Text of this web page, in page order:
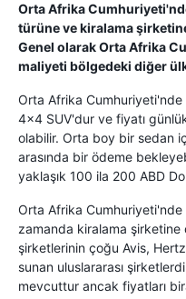
Orta Afrika
türüne ve kiralama
Genel olarak Orta Afrika
maliyeti bölgedeki diğer
Orta Afrika
4x4 SUV'dur ve fiyatı
olabilir. Orta boy bir sedan
arasında bir ödeme
yaklaşık 100 ila 200 ABD
Orta Afrika Cumhuriyeti'nde
zamanda kiralama şirketine
şirketlerinin çoğu Avis,
sunan uluslararası
mevcuttur ancak fiyatları